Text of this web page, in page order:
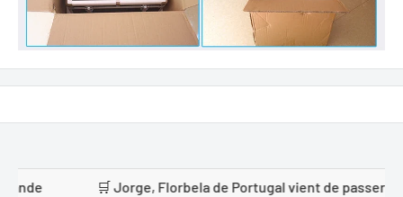
Florbela de Portugal vient de passer une commande